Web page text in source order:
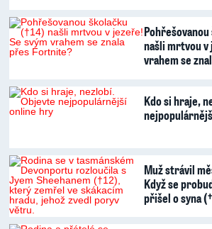
našli mrtvou v
vrahem se
Kdo si hraje,
Muž strávil měsíc v kómatu:
Když se
přišel o syna